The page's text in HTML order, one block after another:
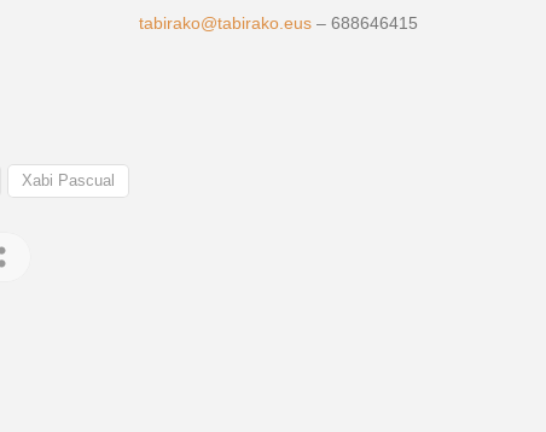
tabirako@tabirako.eus – 688646415
Xabi Pascual